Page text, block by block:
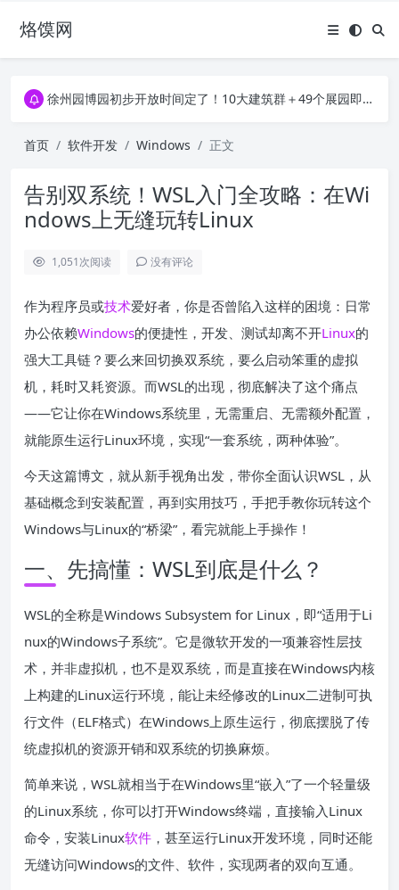
烙馍网
16796个OpenClaw Skills合集下载｜总2.7G，压缩后仅738M，覆盖全场景技能
16796个OpenClaw Skills合集下载｜总2.7G，压缩后仅738M，覆盖全场景技能
首页
软件开发 Windows 正文
告别双系统！WSL入门全攻略：在Wi
ndows上无缝玩转Linux
1,051次阅读 没有评论
作为程序员或技术爱好者，你是否曾陷入这样的困境：日常
办公依赖Windows的便捷性，开发、测试却离不开Linux的
强大工具链？要么来回切换双系统，要么启动笨重的虚拟
机，耗时又耗资源。而WSL的出现，彻底解决了这个痛点
——它让你在Windows系统里，无需重启、无需额外配置，
就能原生运行Linux环境，实现“一套系统，两种体验”。
今天这篇博文，就从新手视角出发，带你全面认识WSL，从
基础概念到安装配置，再到实用技巧，手把手教你玩转这个
Windows与Linux的“桥梁”，看完就能上手操作！
一、先搞懂：WSL到底是什么？
WSL的全称是Windows Subsystem for Linux，即“适用于Li
nux的Windows子系统”。它是微软开发的一项兼容性层技
术，并非虚拟机，也不是双系统，而是直接在Windows内核
上构建的Linux运行环境，能让未经修改的Linux二进制可执
行文件（ELF格式）在Windows上原生运行，彻底摆脱了传
统虚拟机的资源开销和双系统的切换麻烦。
简单来说，WSL就相当于在Windows里“嵌入”了一个轻量级
的Linux系统，你可以打开Windows终端，直接输入Linux
命令，安装Linux软件 ，甚至运行Linux开发环境，同时还能
无缝访问Windows的文件、软件，实现两者的双向互通。